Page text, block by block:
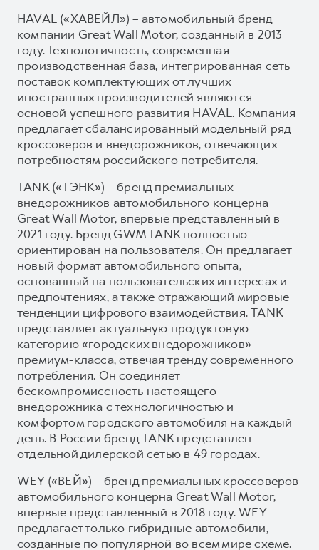
HAVAL («ХАВЕЙЛ») – автомобильный бренд
компании Great Wall Motor, созданный в 2013
году. Технологичность, современная
производственная база, интегрированная сеть
поставок комплектующих от лучших
иностранных производителей являются
основой успешного развития HAVAL. Компания
предлагает сбалансированный модельный ряд
кроссоверов и внедорожников, отвечающих
потребностям российского потребителя.
TANK («ТЭНК») – бренд премиальных
внедорожников автомобильного концерна
Great Wall Motor, впервые представленный в
2021 году. Бренд GWM TANK полностью
ориентирован на пользователя. Он предлагает
новый формат автомобильного опыта,
основанный на пользовательских интересах и
предпочтениях, а также отражающий мировые
тенденции цифрового взаимодействия. TANK
представляет актуальную продуктовую
категорию «городских внедорожников»
премиум-класса, отвечая тренду современного
потребления. Он соединяет
бескомпромиссность настоящего
внедорожника с технологичностью и
комфортом городского автомобиля на каждый
день. В России бренд TANK представлен
отдельной дилерской сетью в 49 городах.
WEY («ВЕЙ») – бренд премиальных кроссоверов
автомобильного концерна Great Wall Motor,
впервые представленный в 2018 году. WEY
предлагает только гибридные автомобили,
созданные по популярной во всем мире схеме.